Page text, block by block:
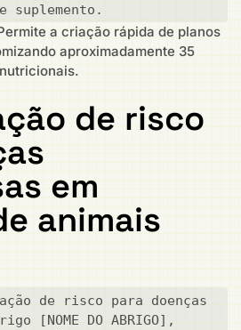
suplemento.
a criação rápida de planos
aproximadamente 35
de risco
em
animais
de risco para doenças
[NOME DO ABRIGO],